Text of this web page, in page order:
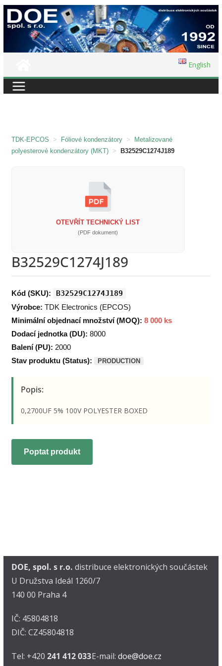
Přeskočit
na
English
TDK-EPCOS > Fóliové kondenzátory >
Metalizované
polyesterové kondenzátory (MKT) > B32529C1274J189
OTEVŘÍT TECHNICKÝ LIST
(PDF dokument)
B32529C1274J189
Kód (SKU): B32529C1274J189
Výrobce: TDK Electronics (EPCOS)
Minimální objednací množství (MOQ): 8 000 ks
Dodací jednotka (DU): 8000
Balení (PU): 2000
Stav produktu (Status):
PRODUCTION
Popis:
0,2700UF 5% 100V POLYESTER BOXED
Poptat produkt
DOE, spol. s r.o. distribuce elektronických součástek
U Družstva Ideál 1260/7
140 00 Praha 4
IČ: 45804818
DIČ: CZ45804818
Tel: +420 241 412 033E-mail: doe@doe.cz